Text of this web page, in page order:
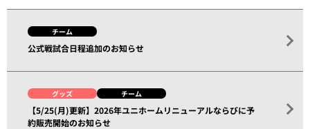
チーム
公式戦試合日程追加のお知らせ
グッズ チーム
【5/25(月)更新】2026年ユニホームリニューアルならびに予
約販売開始のお知らせ